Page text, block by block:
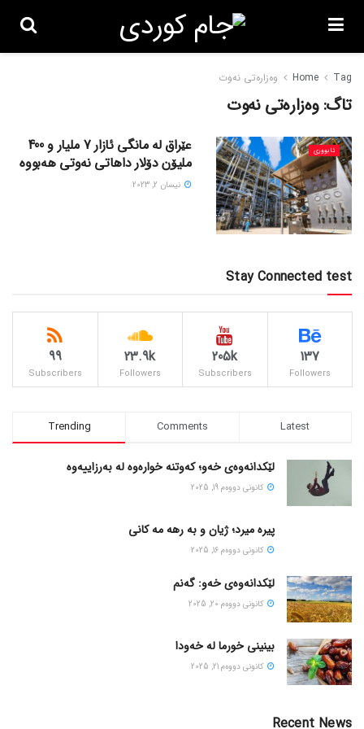
Home Tag وەزارەتی نەوت
تاگ:وەزارەتی نەوت
ئابووری
عێراق لە مانگی ئازار 7 ملیار و 400
ملیۆن دۆلار داهاتی نەوتی هەبووە
نیسان 2, 2023
Stay Connected test
137
Followers
205k
Subscribers
23.9k
Followers
99
Subscribers
Trending Comments Latest
لێکدانەوەی خەو؛ کەوتنە خوارەوە لە بەرزاییەوە
كانونی دووه‌م 19, 2025
پیره میرد؛ ژیان و به رهه مه کانی
كانونی دووه‌م 16, 2025
لێکدانەوەی خەو: گەنم
كانونی دووه‌م 20, 2025
بینینی خورما لە خەودا
كانونی دووه‌م 21, 2025
Recent News